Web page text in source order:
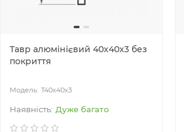
Тавр алюмінієвий 40х40х3 без
покриття
T40x40x3
Дуже багато